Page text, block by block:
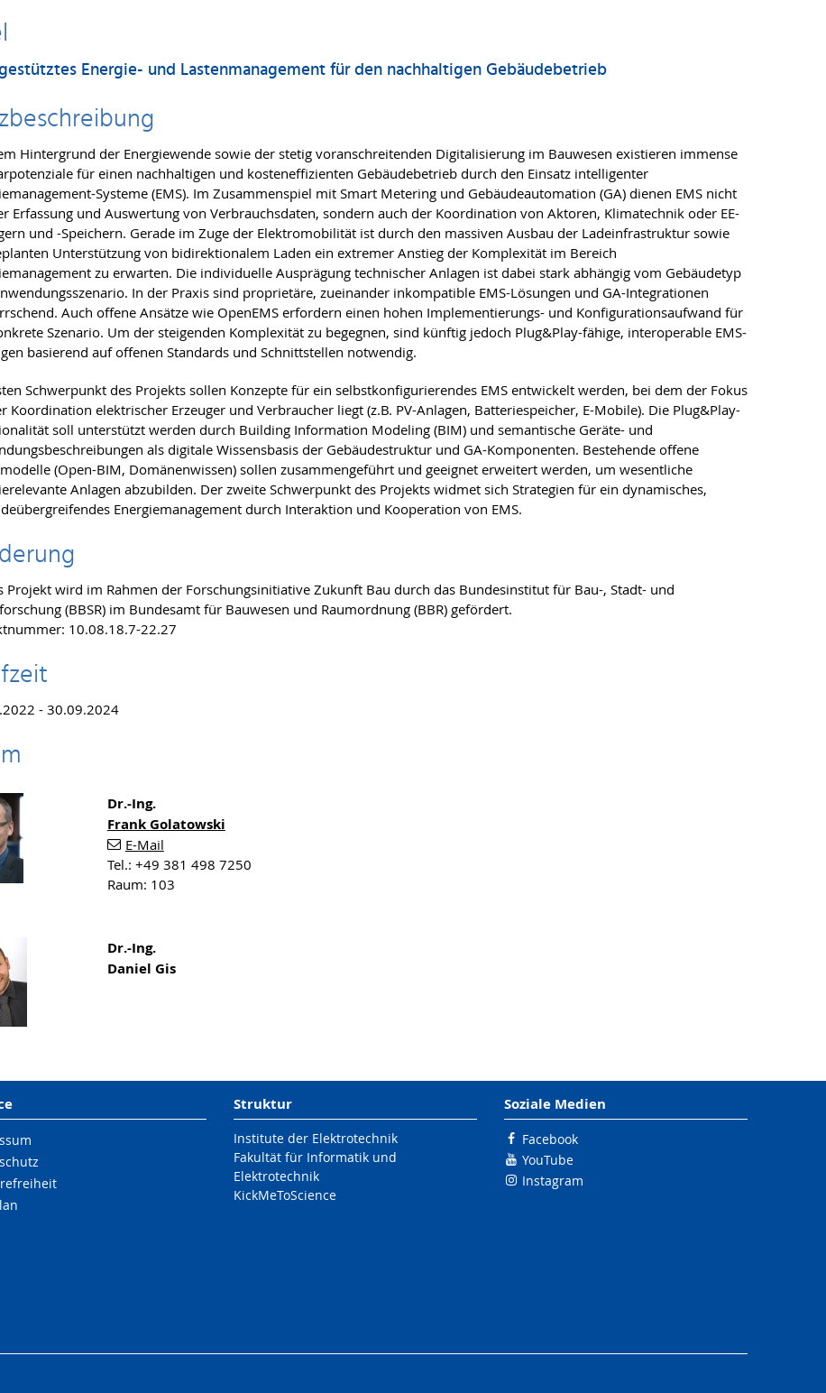
Energie- und Lastenmanagement für den nachhaltigen Gebäudebetrieb
Hintergrund der Energiewende sowie der stetig voranschreitenden Digitalisierung im Bauwesen existieren immense
für einen nachhaltigen und kosteneffizienten Gebäudebetrieb durch den Einsatz intelligenter
Systeme (EMS). Im Zusammenspiel mit Smart Metering und Gebäudeautomation (GA) dienen EMS nicht
Erfassung und Auswertung von Verbrauchsdaten, sondern auch der Koordination von Aktoren, Klimatechnik oder EE-
und -Speichern. Gerade im Zuge der Elektromobilität ist durch den massiven Ausbau der Ladeinfrastruktur sowie
Unterstützung von bidirektionalem Laden ein extremer Anstieg der Komplexität im Bereich
zu erwarten. Die individuelle Ausprägung technischer Anlagen ist dabei stark abhängig vom Gebäudetyp
In der Praxis sind proprietäre, zueinander inkompatible EMS-Lösungen und GA-Integrationen
Auch offene Ansätze wie OpenEMS erfordern einen hohen Implementierungs- und Konfigurationsaufwand für
Szenario. Um der steigenden Komplexität zu begegnen, sind künftig jedoch Plug&Play-fähige, interoperable EMS-
basierend auf offenen Standards und Schnittstellen notwendig.
Schwerpunkt des Projekts sollen Konzepte für ein selbstkonfigurierendes EMS entwickelt werden, bei dem der Fokus
Koordination elektrischer Erzeuger und Verbraucher liegt (z.B. PV-Anlagen, Batteriespeicher, E-Mobile). Die Plug&Play-
soll unterstützt werden durch Building Information Modeling (BIM) und semantische Geräte- und
als digitale Wissensbasis der Gebäudestruktur und GA-Komponenten. Bestehende offene
(Open-BIM, Domänenwissen) sollen zusammengeführt und geeignet erweitert werden, um wesentliche
Anlagen abzubilden. Der zweite Schwerpunkt des Projekts widmet sich Strategien für ein dynamisches,
Energiemanagement durch Interaktion und Kooperation von EMS.
Projekt wird im Rahmen der Forschungsinitiative Zukunft Bau durch das Bundesinstitut für Bau-, Stadt- und
(BBSR) im Bundesamt für Bauwesen und Raumordnung (BBR) gefördert.
10.08.18.7-22.27
- 30.09.2024
Dr.-Ing.
Frank Golatowski
E-Mail
Tel.: +49 381 498 7250
Raum: 103
Dr.-Ing.
Daniel Gis
Struktur
Institute der Elektrotechnik
Fakultät für Informatik und
Elektrotechnik
KickMeToScience
Soziale Medien
Facebook
YouTube
Instagram